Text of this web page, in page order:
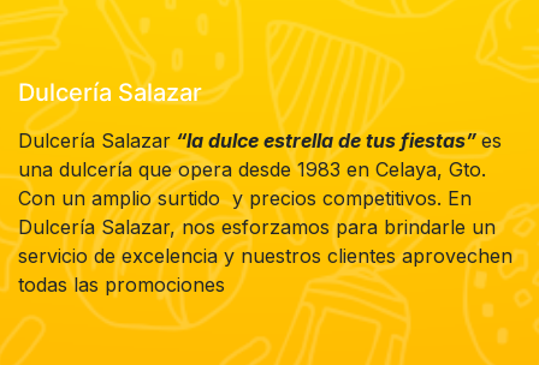
Dulcería Salazar
Dulcería Salazar “la dulce estrella de tus fiestas”es
una dulcería que opera desde 1983 en Celaya, Gto.
Con un amplio surtido y precios competitivos. En
Dulcería Salazar, nos esforzamos para brindarle un
servicio de excelencia y nuestros clientes aprovechen
todas las promociones